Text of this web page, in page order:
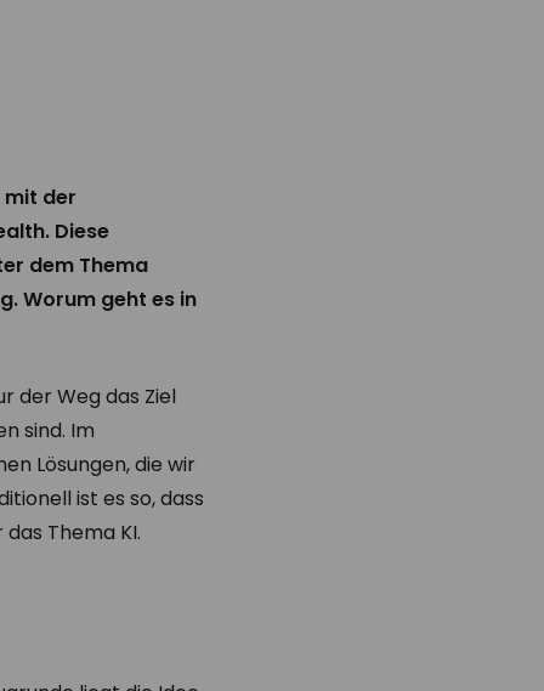
mit der
Diese
dem Thema
Worum geht es in
der Weg das Ziel
sind. Im
Lösungen, die wir
ist es so, dass
Thema KI.